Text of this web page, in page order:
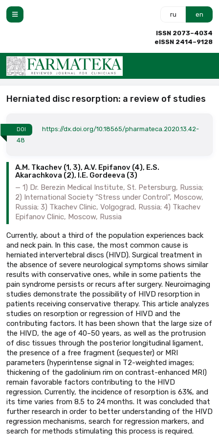
ru en
ISSN 2073–4034
eISSN 2414–9128
Herniated disc resorption: a review of studies
DOI
https://dx.doi.org/10.18565/pharmateca.2020.13.42-
48
A.M. Tkachev (1, 3), A.V. Epifanov (4), E.S.
Akarachkova (2), I.E. Gordeeva (3)
1) Dr. Berezin Medical Institute, St. Petersburg, Russia;
2) International Society “Stress under Control”, Moscow,
Russia; 3) Tkachev Clinic, Volgograd, Russia; 4) Tkachev
Epifanov Clinic, Moscow, Russia
Currently, about a third of the population experiences back
and neck pain. In this case, the most common cause is
herniated intervertebral discs (HIVD). Surgical treatment in
the absence of severe neurological symptoms shows similar
results with conservative ones, while in some patients the
pain syndrome persists or recurs after surgery. Neuroimaging
studies demonstrate the possibility of HIVD resorption in
patients receiving conservative therapy. This article analyzes
studies on resorption or regression of HIVD and the
contributing factors. It has been shown that the large size of
the HIVD, the age of 40–50 years, as well as the protrusion
of disc tissues through the posterior longitudinal ligament,
the presence of a free fragment (sequester) or MRI
parameters (hyperintense signal in T2-weighted images;
thickening of the gadolinium rim on contrast-enhanced MRI)
remain favorable factors contributing to the HIVD
regression. Currently, the incidence of resorption is 63%, and
its time varies from 8.5 to 24 months. It was concluded that
further research in order to better understanding of the HIVD
regression mechanisms, search for regression markers, and
search for methods stimulating this process is required.